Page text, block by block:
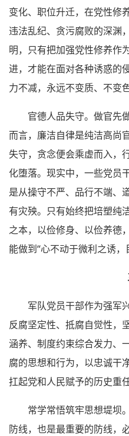
变化、职位升迁，在党性修
违法乱纪、贪污腐败的深渊
明，只有把加强党性修养作
进，才能在面对各种诱惑的
力不减，永远不变质、不变
官德人品失守。做官先
而言，廉洁自律是纯洁高尚
失守，贪念便会乘虚而入，
化堕落。现实中，一些党员
是从操守不严、品行不端、
有灾殃。只有始终把培塑纯
之本，以俭修身、以俭养德
能做到“心不动于微利之诱，
军队党员干部作为强军
反腐坚定性、抵腐自觉性，
涵养、制度约束综合发力、
腐的思想和行为，以忠诚干
扛起党和人民赋予的历史重任
常学常悟筑牢思想堤坝
防线，也是最重要的防线，